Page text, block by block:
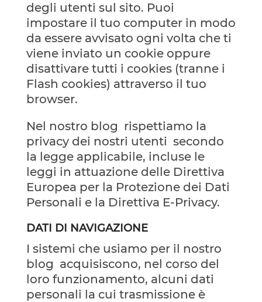
degli utenti sul sito. Puoi
impostare il tuo computer in modo
da essere avvisato ogni volta che ti
viene inviato un cookie oppure
disattivare tutti i cookies (tranne i
Flash cookies) attraverso il tuo
browser.
Nel nostro blog rispettiamo la
privacy dei nostri utenti secondo
la legge applicabile, incluse le
leggi in attuazione delle Direttiva
Europea per la Protezione dei Dati
Personali e la Direttiva E-Privacy.
DATI DI NAVIGAZIONE
I sistemi che usiamo per il nostro
blog acquisiscono, nel corso del
loro funzionamento, alcuni dati
personali la cui trasmissione è